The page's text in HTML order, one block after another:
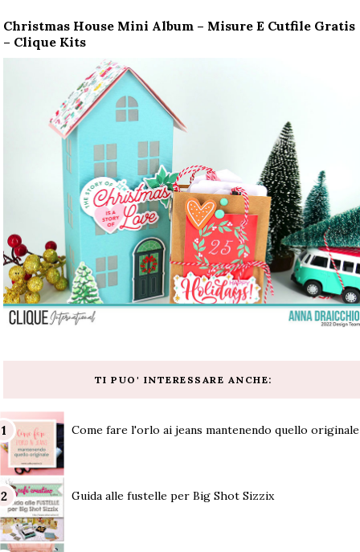
Christmas House Mini Album – Misure E Cutfile Gratis
– Clique Kits
TI PUO' INTERESSARE ANCHE:
Come fare l'orlo ai jeans mantenendo quello originale
Guida alle fustelle per Big Shot Sizzix